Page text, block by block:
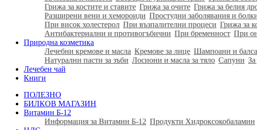
Грижа за костите и ставите Грижа за очите Грижа за белия
Разширени вени и хемороиди Простудни заболявания и
При висок холестерол При възпалителни процеси Грижа за
Антибактериални и противогъбични При бременност При
Природна козметика
Лечебни кремове и масла Кремове за лице Шампоани и
Натурални пасти за зъби Лосиони и масла за тяло Сапуни За
Лечебен чай
Книги
ПОЛЕЗНО
БИЛКОВ МАГАЗИН
Витамин Б-12
Информация за Витамин Б-12 Продукти Хидроксокобаламин